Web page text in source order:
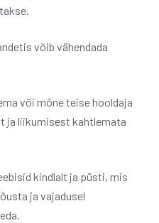
võib vähendada
või mõne teise hooldaja
ja liikumisest kahtlemata
kindlalt ja püsti, mis
ja vajadusel